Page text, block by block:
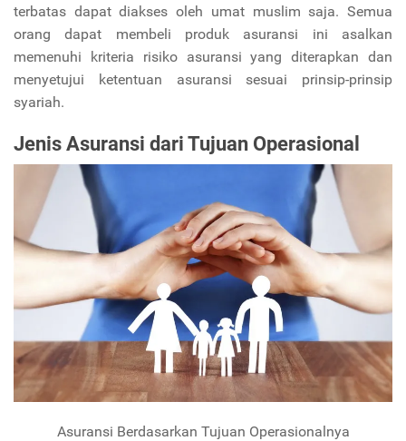
terbatas dapat diakses oleh umat muslim saja. Semua
orang dapat membeli produk asuransi ini asalkan
memenuhi kriteria risiko asuransi yang diterapkan dan
menyetujui ketentuan asuransi sesuai prinsip-prinsip
syariah.
Jenis Asuransi dari Tujuan Operasional
Asuransi Berdasarkan Tujuan Operasionalnya